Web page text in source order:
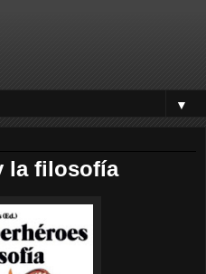
▼
la filosofía